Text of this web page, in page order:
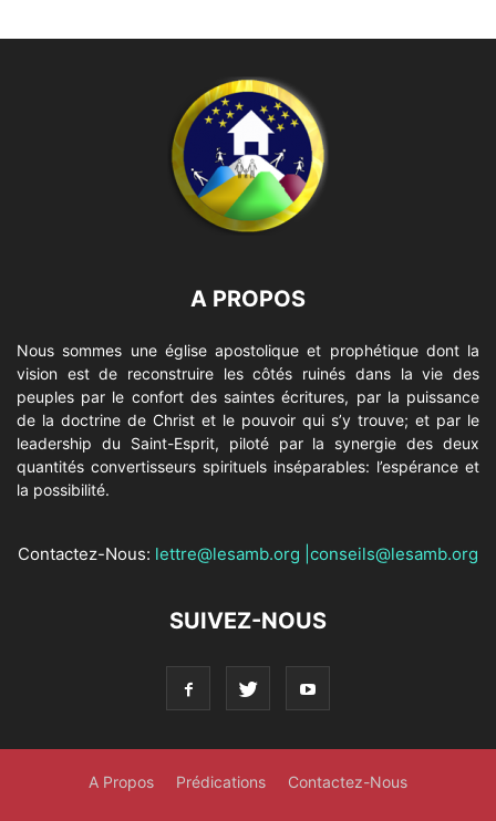
A PROPOS
Nous sommes une église apostolique et prophétique dont la
vision est de reconstruire les côtés ruinés dans la vie des
peuples par le confort des saintes écritures, par la puissance
de la doctrine de Christ et le pouvoir qui s’y trouve; et par le
leadership du Saint-Esprit, piloté par la synergie des deux
quantités convertisseurs spirituels inséparables: l’espérance et
la possibilité.
Contactez-Nous: lettre@lesamb.org conseils@lesamb.org
SUIVEZ-NOUS
A Propos Prédications Contactez-Nous